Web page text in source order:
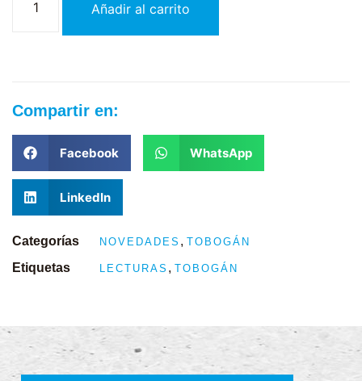
Añadir al carrito
Compartir en:
Facebook WhatsApp
LinkedIn
Categorías NOVEDADES , TOBOGÁN
Etiquetas LECTURAS , TOBOGÁN